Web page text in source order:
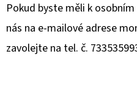
Pokud byste měli k
nás na e-mailové adrese
zavolejte na tel. č.